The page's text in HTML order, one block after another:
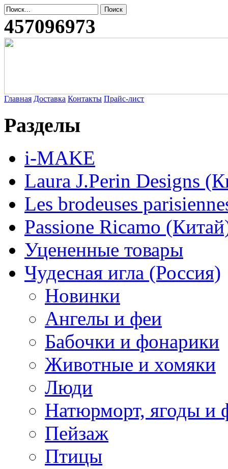
457096973
Главная Доставка Контакты Прайс-лист
Разделы
i-MAKE
Laura J.Perin Designs
Les brodeuses
Passione Ricamo
Уцененные товары
Чудесная игла (Россия)
Новинки
Ангелы и феи
Бабочки и фонарики
Животные и хомяки
Люди
Натюрморт, ягоды и
Пейзаж
Птицы